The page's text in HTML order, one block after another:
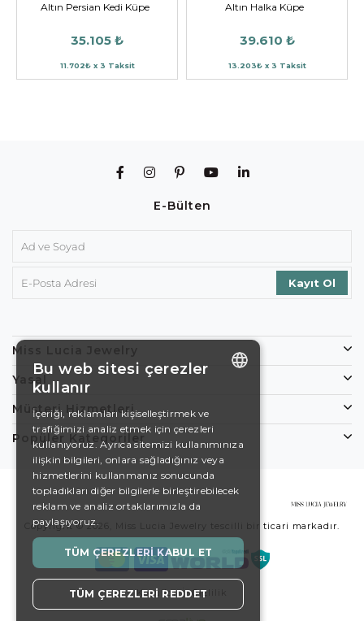
Altın Persian Kedi Küpe
35.105 ₺
11.702₺ x 3 Taksit
Altın Halka Küpe
39.610 ₺
13.203₺ x 3 Taksit
E-Bülten
Miss Lucia Jewelry
Yasal
Müşteri Hizmetleri
Popüler Kategoriler
Copyright © 2026, Miss Lucia Jewelry tescilli bir ticari markadır.
Koşullar Gizlilik
DE
EN
SWEDISH
TURKISH
Bu web sitesi çerezler
kullanır
İçeriği, reklamları kişiselleştirmek ve
trafiğimizi analiz etmek için çerezleri
kullanıyoruz. Ayrıca sitemizi kullanımınıza
ilişkin bilgileri, onlara sağladığınız veya
hizmetlerini kullanmanız sonucunda
topladıkları diğer bilgilerle birleştirebilecek
reklam ve analiz ortaklarımızla da
paylaşıyoruz.
TÜM ÇEREZLERI KABUL ET
TÜM ÇEREZLERI REDDET